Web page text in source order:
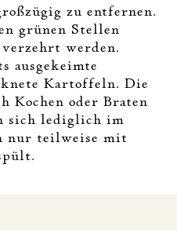
zu entfernen.
grünen Stellen
werden.
ausgekeimte
Kartoffeln. Die
Kochen oder Braten
sich lediglich im
nur teilweise mit